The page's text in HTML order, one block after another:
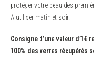
protéger votre peau des
A utiliser matin et soir.
Consigne d’une valeur d’1€
100% des verres récupérés